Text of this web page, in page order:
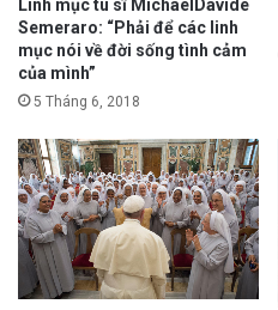
Linh mục tu sĩ MichaelDavide
Semeraro: “Phải để các linh
mục nói về đời sống tình cảm
của mình”
5 Tháng 6, 2018